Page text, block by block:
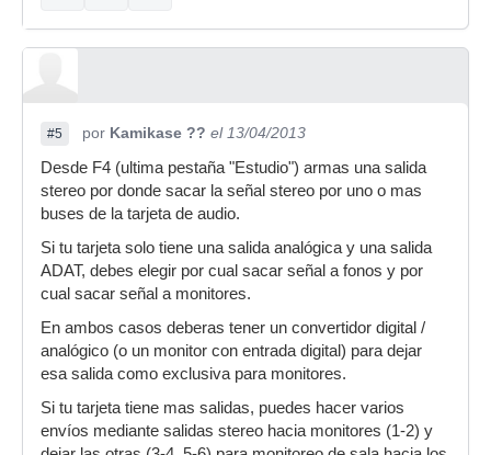
#5 por Kamikase ?? el 13/04/2013
Desde F4 (ultima pestaña "Estudio") armas una salida
stereo por donde sacar la señal stereo por uno o mas
buses de la tarjeta de audio.
Si tu tarjeta solo tiene una salida analógica y una salida
ADAT, debes elegir por cual sacar señal a fonos y por
cual sacar señal a monitores.
En ambos casos deberas tener un convertidor digital /
analógico (o un monitor con entrada digital) para dejar
esa salida como exclusiva para monitores.
Si tu tarjeta tiene mas salidas, puedes hacer varios
envíos mediante salidas stereo hacia monitores (1-2) y